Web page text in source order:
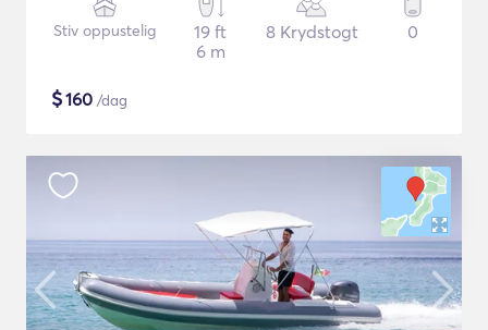
Stiv oppustelig
19 ft
6 m
8 Krydstogt 0
$160 /dag